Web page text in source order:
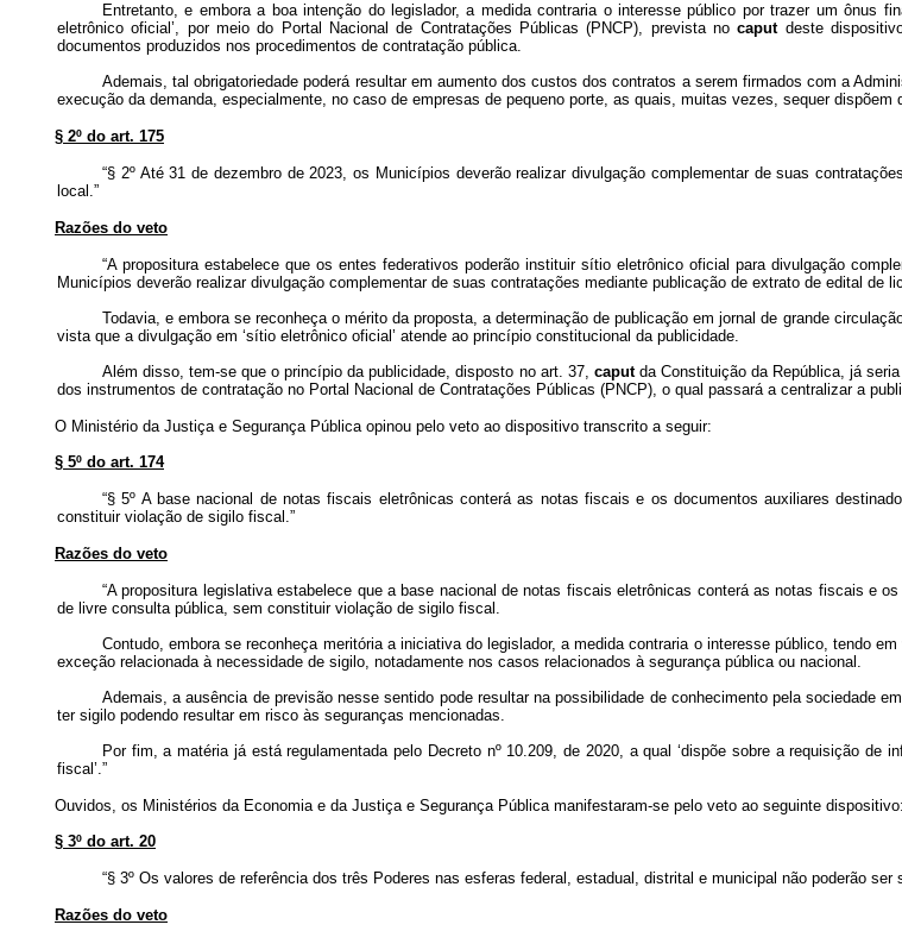
Entretanto, e embora a boa intenção do legislador, a medida contraria o interesse público por trazer um ônus
eletrônico oficial’, por meio do Portal Nacional de Contratações Públicas (PNCP), prevista nocaputdeste
documentos produzidos nos procedimentos de contratação pública.
Ademais, tal obrigatoriedade poderá resultar em aumento dos custos dos contratos a serem firmados com a
execução da demanda, especialmente, no caso de empresas de pequeno porte, as quais, muitas vezes, sequer dispõem
§ 2º do art. 175
“§ 2º Até 31 de dezembro de 2023, os Municípios deverão realizar divulgação complementar de suas
local.”
Razões do veto
“A propositura estabelece que os entes federativos poderão instituir sítio eletrônico oficial para divulgação
Municípios deverão realizar divulgação complementar de suas contratações mediante publicação de extrato de edital de
Todavia, e embora se reconheça o mérito da proposta, a determinação de publicação em jornal de grande
vista que a divulgação em ‘sítio eletrônico oficial’ atende ao princípio constitucional da publicidade.
Além disso, tem-se que o princípio da publicidade, disposto no art. 37, caputda Constituição da República, já
dos instrumentos de contratação no Portal Nacional de Contratações Públicas (PNCP), o qual passará a centralizar a
O Ministério da Justiça e Segurança Pública opinou pelo veto ao dispositivo transcrito a seguir:
§ 5º do art. 174
“§ 5º A base nacional de notas fiscais eletrônicas conterá as notas fiscais e os documentos auxiliares
constituir violação de sigilo fiscal.”
Razões do veto
“A propositura legislativa estabelece que a base nacional de notas fiscais eletrônicas conterá as notas fiscais e
de livre consulta pública, sem constituir violação de sigilo fiscal.
Contudo, embora se reconheça meritória a iniciativa do legislador, a medida contraria o interesse público, tendo
exceção relacionada à necessidade de sigilo, notadamente nos casos relacionados à segurança pública ou nacional.
Ademais, a ausência de previsão nesse sentido pode resultar na possibilidade de conhecimento pela sociedade
ter sigilo podendo resultar em risco às seguranças mencionadas.
Por fim, a matéria já está regulamentada pelo Decreto nº 10.209, de 2020, a qual ‘dispõe sobre a requisição
fiscal’.”
Ouvidos, os Ministérios da Economia e da Justiça e Segurança Pública manifestaram-se pelo veto ao seguinte dispositivo:
§ 3º do art. 20
“§ 3º Os valores de referência dos três Poderes nas esferas federal, estadual, distrital e municipal não poderão
Razões do veto